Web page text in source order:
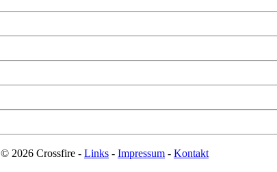
© 2026 Crossfire - Links - Impressum - Kontakt